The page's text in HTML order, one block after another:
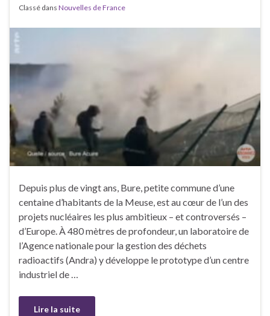
Classé dans Nouvelles de France
Depuis plus de vingt ans, Bure, petite commune d’une
centaine d’habitants de la Meuse, est au cœur de l’un des
projets nucléaires les plus ambitieux – et controversés –
d’Europe. À 480 mètres de profondeur, un laboratoire de
l’Agence nationale pour la gestion des déchets
radioactifs (Andra) y développe le prototype d’un centre
industriel de …
Lire la suite